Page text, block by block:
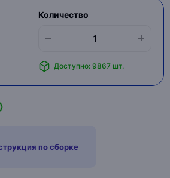
Количество
Доступно: 9867 шт.
по сборке